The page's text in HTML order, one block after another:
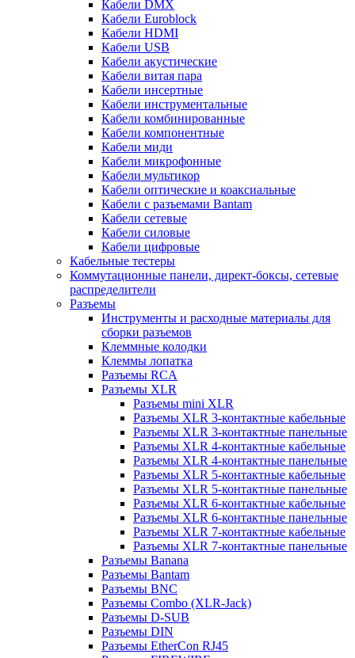
Кабели DMX
Кабели Euroblock
Кабели HDMI
Кабели USB
Кабели акустические
Кабели витая пара
Кабели инсертные
Кабели инструментальные
Кабели комбинированные
Кабели компонентные
Кабели миди
Кабели микрофонные
Кабели мультикор
Кабели оптические и коаксиальные
Кабели с разъемами Bantam
Кабели сетевые
Кабели силовые
Кабели цифровые
Кабельные тестеры
Коммутационные панели, директ-боксы, сетевые
распределители
Разъемы
Инструменты и расходные материалы для
сборки разъемов
Клеммные колодки
Клеммы лопатка
Разъемы RCA
Разъемы XLR
Разъемы mini XLR
Разъемы XLR 3-контактные кабельные
Разъемы XLR 3-контактные панельные
Разъемы XLR 4-контактные кабельные
Разъемы XLR 4-контактные панельные
Разъемы XLR 5-контактные кабельные
Разъемы XLR 5-контактные панельные
Разъемы XLR 6-контактные кабельные
Разъемы XLR 6-контактные панельные
Разъемы XLR 7-контактные кабельные
Разъемы XLR 7-контактные панельные
Разъемы Banana
Разъемы Bantam
Разъемы BNC
Разъемы Combo (XLR-Jack)
Разъемы D-SUB
Разъемы DIN
Разъемы EtherCon RJ45